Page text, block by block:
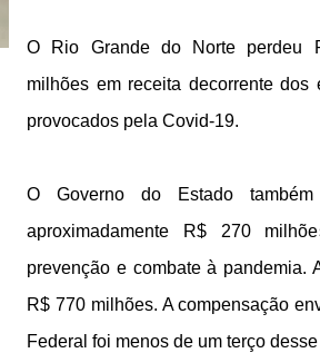
O Rio Grande do Norte perdeu
milhões em receita decorrente dos
provocados pela Covid-19.
O Governo do Estado também
aproximadamente R$ 270
prevenção e combate à pandemia.
R$ 770 milhões. A compensação
Federal foi menos de um terço desse